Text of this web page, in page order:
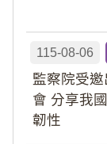
115-08-06
監察院受
會 分享我
韌性